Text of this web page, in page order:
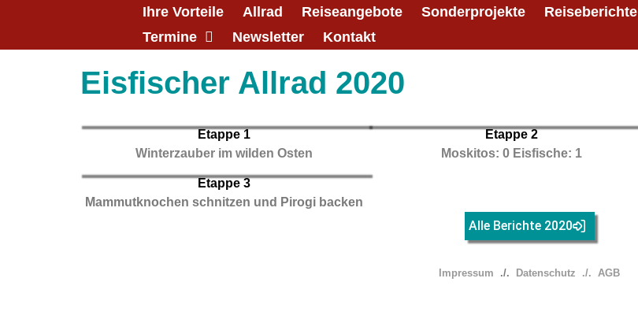
Ihre Vorteile Allrad Reiseangebote Sonderprojekte
Reiseberichte
Termine
Newsletter Kontakt
Eisfischer Allrad 2020
Etappe 1
Winterzauber im wilden Osten
Etappe 2
Moskitos: 0 Eisfische: 1
Etappe 3
Mammutknochen schnitzen und Pirogi backen
Alle Berichte 2020
Impressum ./. Datenschutz ./. AGB